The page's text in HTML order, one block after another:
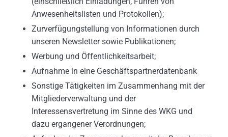
Anwesenheitslisten und Protokollen);
Zurverfügungstellung von Informationen durch
unseren Newsletter sowie Publikationen;
Werbung und Öffentlichkeitsarbeit;
Aufnahme in eine Geschäftspartnerdatenbank
Sonstige Tätigkeiten im Zusammenhang mit der
Mitgliederverwaltung und der
Interessensvertretung im Sinne des WKG und
dazu ergangener Verordnungen;